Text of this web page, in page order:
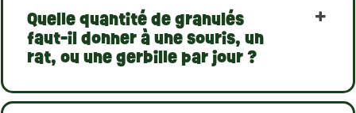
Quelle quantité de granulés
faut-il donner à une souris, un
rat, ou une gerbille par jour ?